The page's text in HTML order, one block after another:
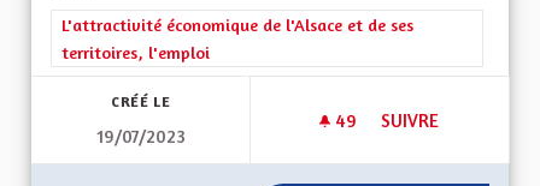
Filtrer les résultats de la catégorie : L'attractivité
L'attractivité économique de l'Alsace et de ses
territoires, l'emploi
CRÉÉ LE
19/07/2023
49 49 ABONNÉS
SUIVRE